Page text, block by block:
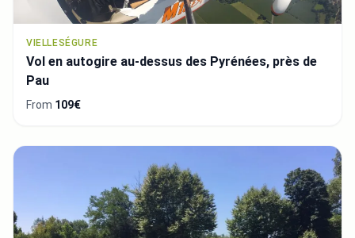
VIELLESÉGURE
Vol en autogire au-dessus des Pyrénées, près de
Pau
From 109€